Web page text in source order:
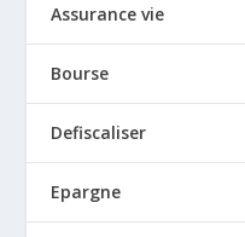
Assurance vie
Bourse
Defiscaliser
Epargne